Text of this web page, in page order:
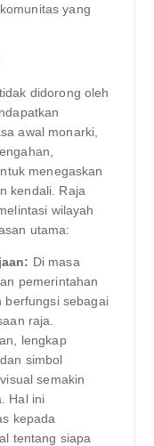
yang
didorong oleh
awal monarki,
menegaskan
kendali. Raja
wilayah
utama:
Di masa
pemerintahan
berfungsi sebagai
raja.
lengkap
simbol
semakin
Hal ini
kepada
tentang siapa